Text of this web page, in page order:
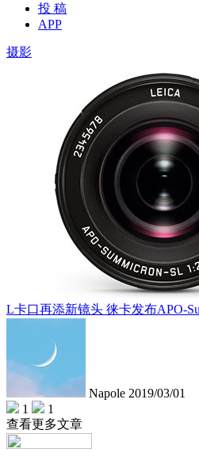
投 稿
APP
摄影
L卡口再添新镜头 徕卡发布APO-
Napole 2019/03/01
1
1
查看更多文章